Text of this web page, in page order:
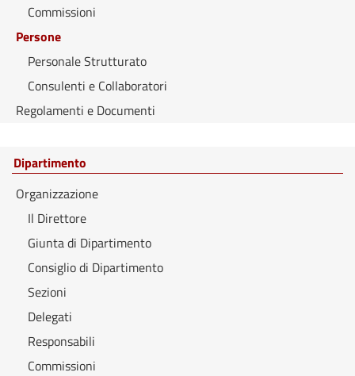
Commissioni
Persone
Personale Strutturato
Consulenti e Collaboratori
Regolamenti e Documenti
Dipartimento
Organizzazione
Il Direttore
Giunta di Dipartimento
Consiglio di Dipartimento
Sezioni
Delegati
Responsabili
Commissioni